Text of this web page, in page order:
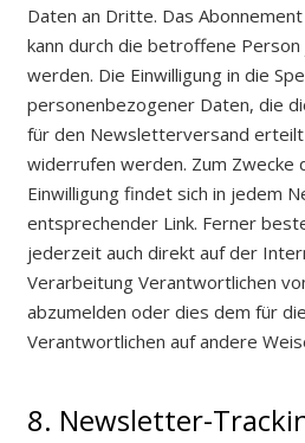
Daten an Dritte. Das
kann durch die betroffene
werden. Die Einwilligung in die
personenbezogener Daten, die
für den Newsletterversand
widerrufen werden. Zum Zwecke
Einwilligung findet sich in jedem
entsprechender Link. Ferner
jederzeit auch direkt auf der
Verarbeitung Verantwortlichen
abzumelden oder dies dem für
Verantwortlichen auf andere
8. Newsletter-